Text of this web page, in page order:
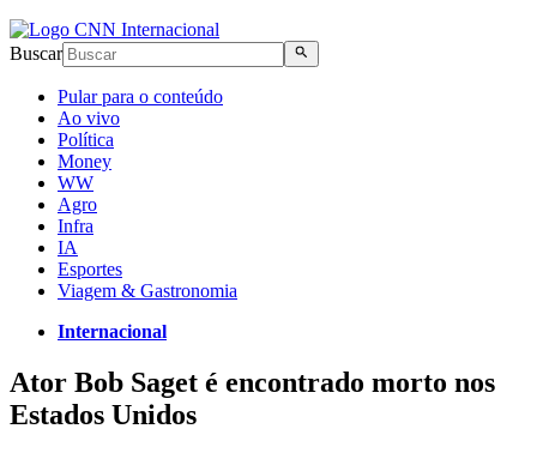
Buscar
Pular para o conteúdo
Ao vivo
Política
Money
WW
Agro
Infra
IA
Esportes
Viagem & Gastronomia
Internacional
Ator Bob Saget é encontrado morto nos
Estados Unidos